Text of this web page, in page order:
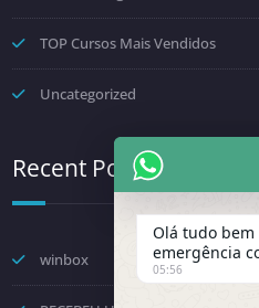
TOP Cursos Mais Vendidos
Uncategorized
Recent Posts
winbox
Olá tudo
emergência
05:56